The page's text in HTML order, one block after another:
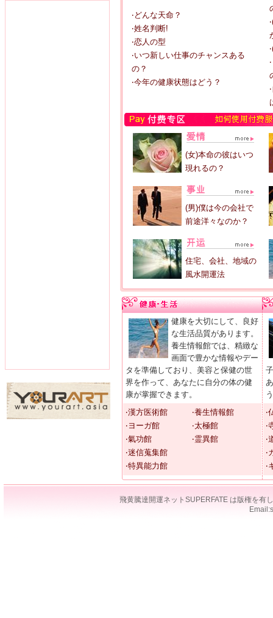
‧どんな天命？
‧姓名判断!
‧恋人の型
‧いつ新しい仕事のチャンスある
の？
‧今年の健康状態はどう？
(女)本命の彼はいつ
現れるの？
(男)僕は今の会社で
前途洋々なのか？
住宅、会社、地域の
風水開運法
健康を大切にして、良好
な生活品質があります。
養生情報館では、精緻な
画面で豊かな情報やデー
タを準備しており、美容と保健の世
界を作って、あなたに自分の体の健
康が掌握できます。
‧漢方医術館
‧養生情報館
‧ヨーガ館
‧太極館
‧氣功館
‧霊異館
‧迷信蒐集館
‧特異能力館
‧
‧
‧
‧
‧
飛黄騰達開運ネットSUPERFATE は版権を有
Email: